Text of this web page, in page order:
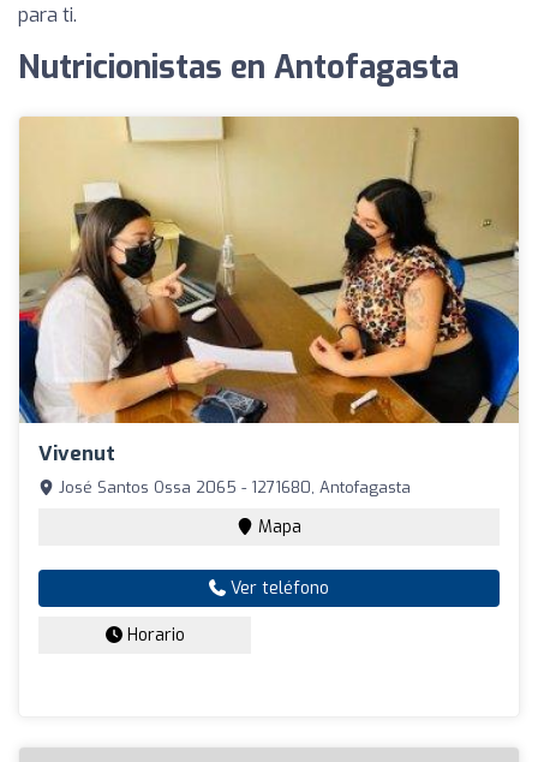
para ti.
Nutricionistas en Antofagasta
Vivenut
José Santos Ossa 2065 - 1271680, Antofagasta
Mapa
Ver teléfono
Horario